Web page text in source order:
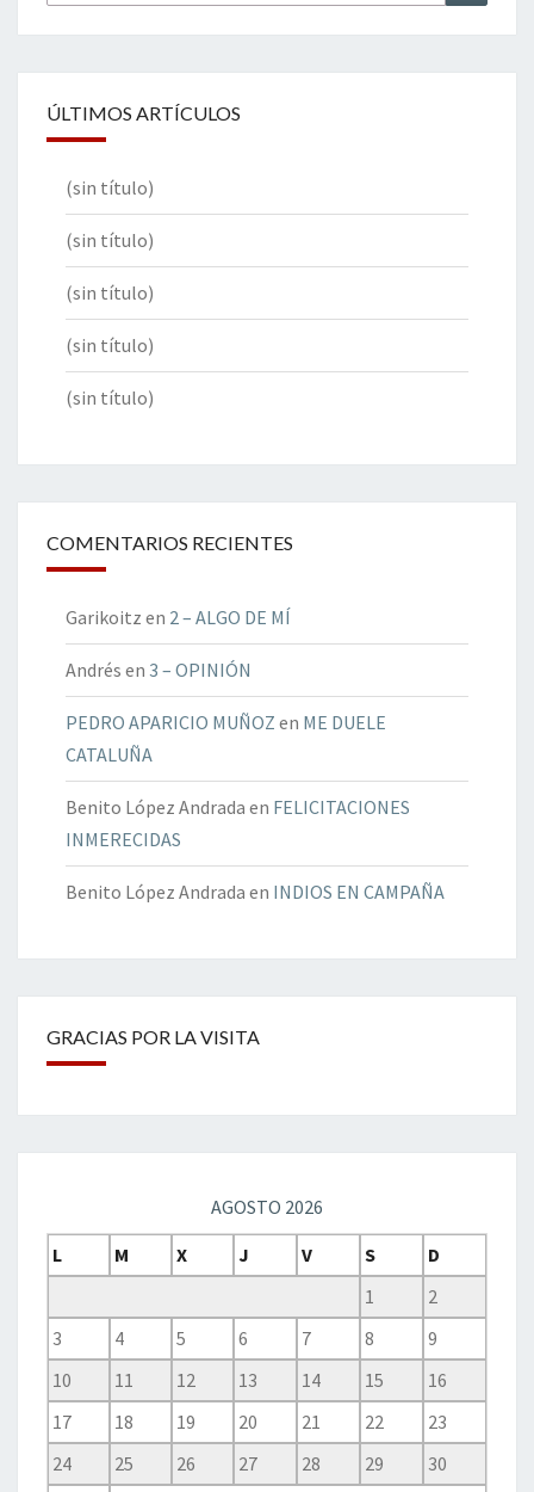
por:
ÚLTIMOS ARTÍCULOS
(sin título)
(sin título)
(sin título)
(sin título)
(sin título)
COMENTARIOS RECIENTES
Garikoitz en 2 – ALGO DE MÍ
Andrés en 3 – OPINIÓN
PEDRO APARICIO MUÑOZ en ME DUELE
CATALUÑA
Benito López Andrada en FELICITACIONES
INMERECIDAS
Benito López Andrada en INDIOS EN CAMPAÑA
GRACIAS POR LA VISITA
AGOSTO 2026
L
M X J V S
D
1
2
3
4 5 6 7 8
9
10
11 12 13 14 15
16
17
18 19 20 21 22
23
24
25 26 27 28 29
30